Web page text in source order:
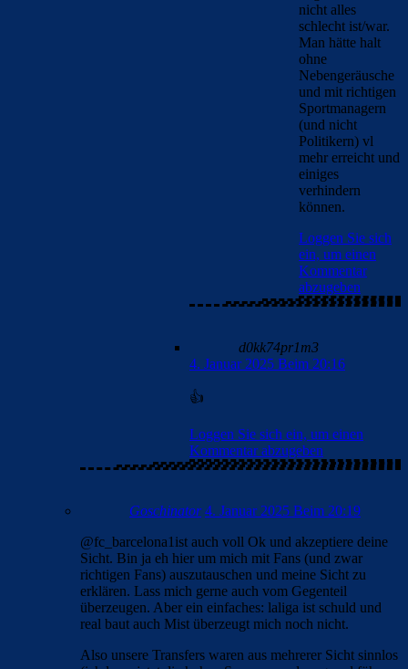
nicht alles
schlecht ist/war.
Man hätte halt
ohne
Nebengeräusche
und mit richtigen
Sportmanagern
(und nicht
Politikern) vl
mehr erreicht und
einiges
verhindern
können.
Loggen Sie sich
ein, um einen
Kommentar
abzugeben
d0kk74pr1m3
4. Januar 2025 Beim 20:16
👍
Loggen Sie sich ein, um einen
Kommentar abzugeben
Goschinator 4. Januar 2025 Beim 20:19
@fc_barcelona1ist auch voll Ok und akzeptiere deine
Sicht. Bin ja eh hier um mich mit Fans (und zwar
richtigen Fans) auszutauschen und meine Sicht zu
erklären. Lass mich gerne auch vom Gegenteil
überzeugen. Aber ein einfaches: laliga ist schuld und
real baut auch Mist überzeugt mich noch nicht.
Also unsere Transfers waren aus mehrerer Sicht sinnlos